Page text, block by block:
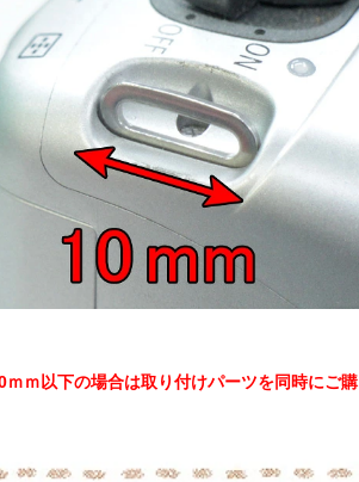
ｍ以下の場合は取り付けパーツを同時にご購